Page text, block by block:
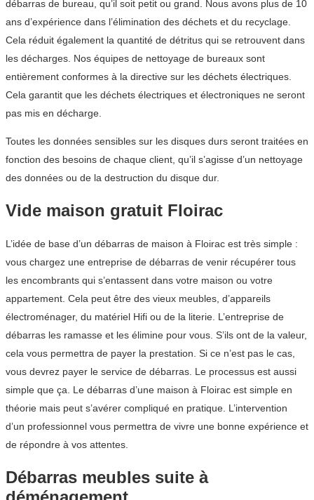
débarras de bureau, qu’il soit petit ou grand. Nous avons plus de 10
ans d’expérience dans l’élimination des déchets et du recyclage.
Cela réduit également la quantité de détritus qui se retrouvent dans
les décharges. Nos équipes de nettoyage de bureaux sont
entièrement conformes à la directive sur les déchets électriques.
Cela garantit que les déchets électriques et électroniques ne seront
pas mis en décharge.
Toutes les données sensibles sur les disques durs seront traitées en
fonction des besoins de chaque client, qu’il s’agisse d’un nettoyage
des données ou de la destruction du disque dur.
Vide maison gratuit Floirac
L’idée de base d’un débarras de maison à Floirac est très simple :
vous chargez une entreprise de débarras de venir récupérer tous
les encombrants qui s’entassent dans votre maison ou votre
appartement. Cela peut être des vieux meubles, d’appareils
électroménager, du matériel Hifi ou de la literie. L’entreprise de
débarras les ramasse et les élimine pour vous. S’ils ont de la valeur,
cela vous permettra de payer la prestation. Si ce n’est pas le cas,
vous devrez payer le service de débarras. Le processus est aussi
simple que ça. Le débarras d’une maison à Floirac est simple en
théorie mais peut s’avérer compliqué en pratique. L’intervention
d’un professionnel vous permettra de vivre une bonne expérience et
de répondre à vos attentes.
Débarras meubles suite à